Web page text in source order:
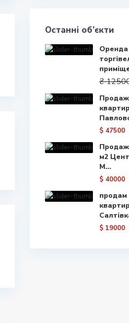
Останні об’єкти
Оренда
₴
$ 47500
Продаж
м2
М...
$ 40000
продам
$ 19000